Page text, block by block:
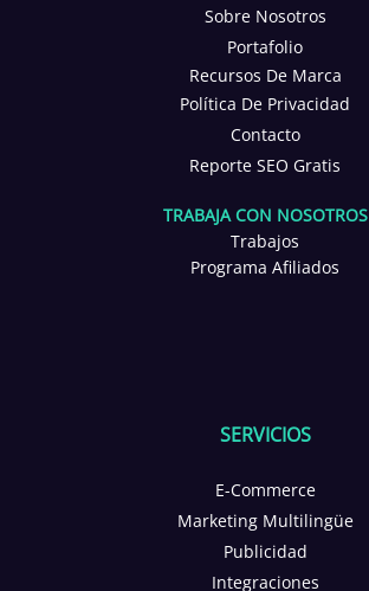
Sobre Nosotros
Portafolio
Recursos De Marca
Política De Privacidad
Contacto
Reporte SEO Gratis
TRABAJA CON NOSOTROS
Trabajos
Programa Afiliados
SERVICIOS
E-Commerce
Marketing Multilingüe
Publicidad
Integraciones